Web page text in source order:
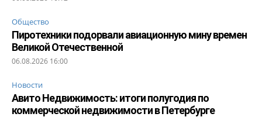
Общество
Пиротехники подорвали авиационную мину времен
Великой Отечественной
06.08.2026 16:00
Новости
Авито Недвижимость: итоги полугодия по
коммерческой недвижимости в Петербурге